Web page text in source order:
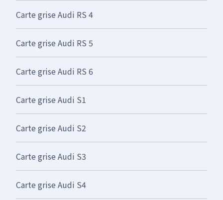
Carte grise Audi RS 4
Carte grise Audi RS 5
Carte grise Audi RS 6
Carte grise Audi S1
Carte grise Audi S2
Carte grise Audi S3
Carte grise Audi S4